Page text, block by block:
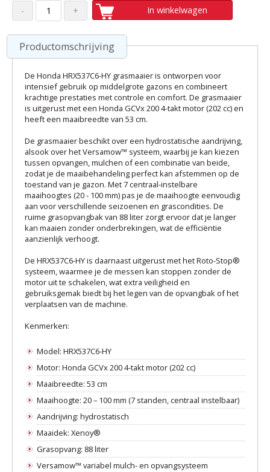
In winkelwagen
Productomschrijving
De Honda HRX537C6-HY grasmaaier is ontworpen voor
intensief gebruik op middelgrote gazons en combineert
krachtige prestaties met controle en comfort. De grasmaaier
is uitgerust met een Honda GCVx 200 4-takt motor (202 cc) en
heeft een maaibreedte van 53 cm.
De grasmaaier beschikt over een hydrostatische aandrijving,
alsook over het Versamow™ systeem, waarbij je kan kiezen
tussen opvangen, mulchen of een combinatie van beide,
zodat je de maaibehandeling perfect kan afstemmen op de
toestand van je gazon. Met 7 centraal-instelbare
maaihoogtes (20 - 100 mm) pas je de maaihoogte eenvoudig
aan voor verschillende seizoenen en grascondities. De
ruime grasopvangbak van 88 liter zorgt ervoor dat je langer
kan maaien zonder onderbrekingen, wat de efficiëntie
aanzienlijk verhoogt.
De HRX537C6-HY is daarnaast uitgerust met het Roto-Stop®
systeem, waarmee je de messen kan stoppen zonder de
motor uit te schakelen, wat extra veiligheid en
gebruiksgemak biedt bij het legen van de opvangbak of het
verplaatsen van de machine.
Kenmerken:
Model: HRX537C6-HY
Motor: Honda GCVx 200 4-takt motor (202 cc)
Maaibreedte: 53 cm
Maaihoogte: 20 – 100 mm (7 standen, centraal instelbaar)
Aandrijving: hydrostatisch
Maaidek: Xenoy®
Grasopvang: 88 liter
Versamow™ variabel mulch- en opvangsysteem